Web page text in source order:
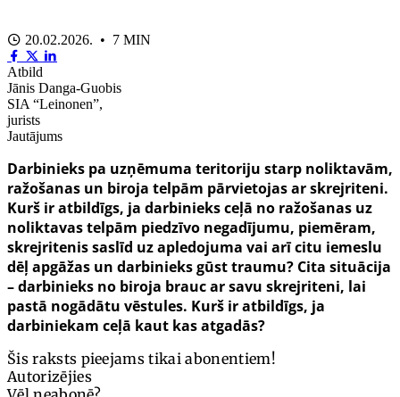
20.02.2026. • 7 MIN
Atbild
Jānis Danga-Guobis
SIA “Leinonen”,
jurists
Jautājums
Darbinieks pa uzņēmuma teritoriju starp noliktavām,
ražošanas un biroja telpām pārvietojas ar skrejriteni.
Kurš ir atbildīgs, ja darbinieks ceļā no ražošanas uz
noliktavas telpām piedzīvo negadījumu, piemēram,
skrejritenis saslīd uz apledojuma vai arī citu iemeslu
dēļ apgāžas un darbinieks gūst traumu? Cita situācija
– darbinieks no biroja brauc ar savu skrejriteni, lai
pastā nogādātu vēstules. Kurš ir atbildīgs, ja
darbiniekam ceļā kaut kas atgadās?
Šis raksts pieejams tikai abonentiem!
Autorizējies